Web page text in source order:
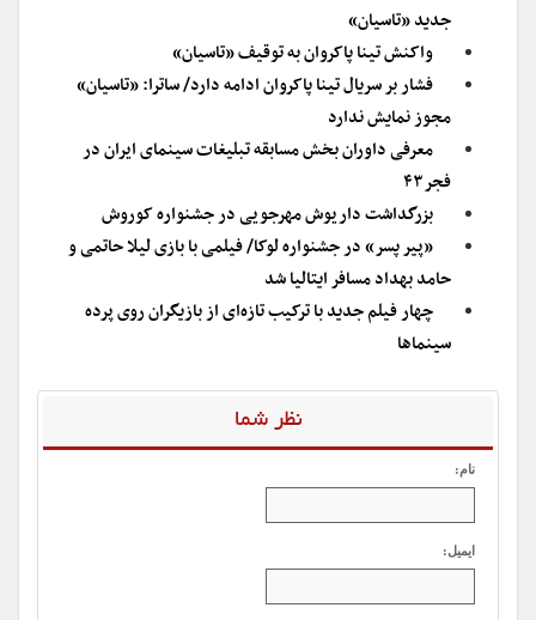
جدید «تاسیان»
واکنش تینا پاکروان به توقیف «تاسیان»
فشار بر سریال تینا پاکروان ادامه دارد/ ساترا: «تاسیان»
مجوز نمایش ندارد
معرفی داوران بخش مسابقه تبلیغات سینمای ایران در
فجر۴۳
بزرگداشت داریوش مهرجویی در جشنواره کوروش
«پیر پسر» در جشنواره لوکا/ فیلمی با بازی لیلا حاتمی و
حامد بهداد مسافر ایتالیا شد
چهار فیلم جدید با ترکیب تازه‌ای از بازیگران روی پرده
سینماها
نظر شما
نام:
ایمیل: